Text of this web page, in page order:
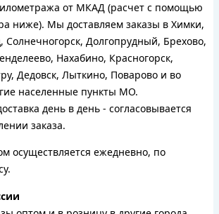
от МКАД (расчет с помощью
ниже). Мы доставляем заказы в Химки,
Солнечногорск, Долгопрудный, Брехово,
Нахабино, Красногорск,
Дедовск, Лыткино, Поварово и во
населенные пункты МО.
день в день - согласовывается
заказа.
осуществляется ежедневно, по